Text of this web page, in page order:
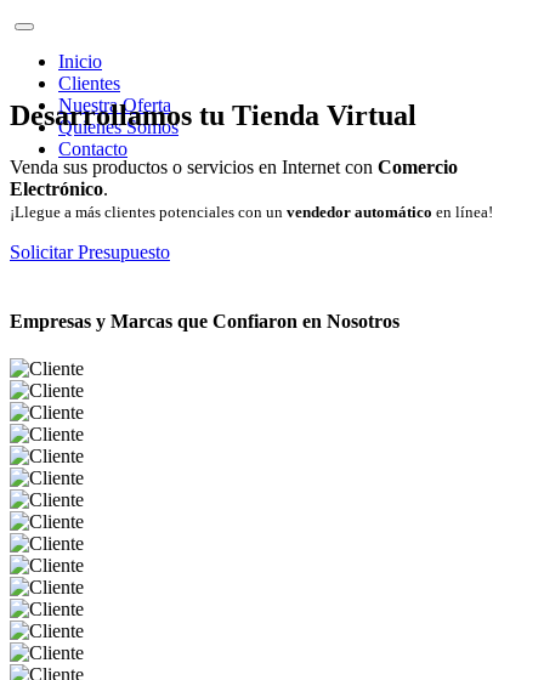
Inicio
Clientes
Nuestra Oferta
Quienes Somos
Contacto
Desarrollamos tu Tienda Virtual
Venda sus productos o servicios en Internet con Comercio
Electrónico.
¡Llegue a más clientes potenciales con un vendedor automático en línea!
Solicitar Presupuesto
Empresas y Marcas que Confiaron en Nosotros